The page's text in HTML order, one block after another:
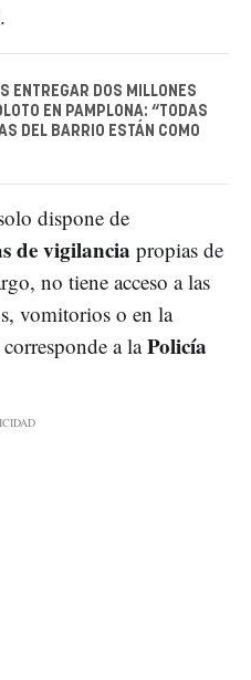
.
ENTREGAR DOS MILLONES
EN PAMPLONA: “TODAS
DEL BARRIO ESTÁN COMO
dispone de
de vigilancia propias de
no tiene acceso a las
vomitorios o en la
a laPolicía